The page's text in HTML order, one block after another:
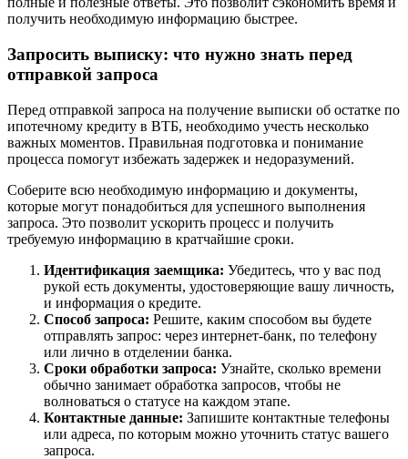
получить необходимую информацию быстрее.
Запросить выписку: что нужно знать перед
отправкой запроса
Перед отправкой запроса на получение выписки об остатке по
ипотечному кредиту в ВТБ, необходимо учесть несколько
важных моментов. Правильная подготовка и понимание
процесса помогут избежать задержек и недоразумений.
Соберите всю необходимую информацию и документы,
которые могут понадобиться для успешного выполнения
запроса. Это позволит ускорить процесс и получить
требуемую информацию в кратчайшие сроки.
Идентификация заемщика: Убедитесь, что у вас под
рукой есть документы, удостоверяющие вашу личность,
и информация о кредите.
Способ запроса: Решите, каким способом вы будете
отправлять запрос: через интернет-банк, по телефону
или лично в отделении банка.
Сроки обработки запроса: Узнайте, сколько времени
обычно занимает обработка запросов, чтобы не
волноваться о статусе на каждом этапе.
Контактные данные: Запишите контактные телефоны
или адреса, по которым можно уточнить статус вашего
запроса.